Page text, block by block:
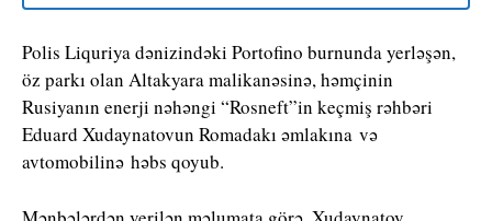
Polis Liquriya dənizindəki Portofino burnunda yerləşən,
öz parkı olan Altakyara malikanəsinə, həmçinin
Rusiyanın enerji nəhəngi “Rosneft”in keçmiş rəhbəri
Eduard Xudaynatovun Romadakı əmlakına və
avtomobilinə həbs qoyub.